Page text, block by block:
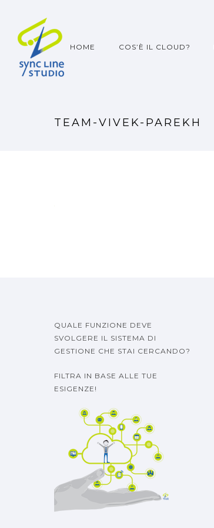
HOME COS’È IL CLOUD?
TEAM-VIVEK-PAREKH
QUALE FUNZIONE DEVE
SVOLGERE IL SISTEMA DI
GESTIONE CHE STAI CERCANDO?
FILTRA IN BASE ALLE TUE
ESIGENZE!